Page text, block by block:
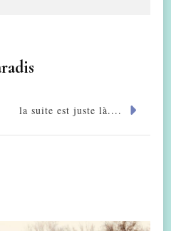
la suite est juste là....